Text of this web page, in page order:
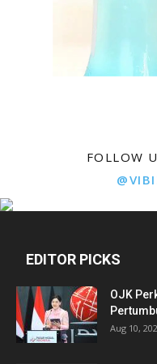
FOLLOW
EDITOR PICKS
OJK
Aug 10,